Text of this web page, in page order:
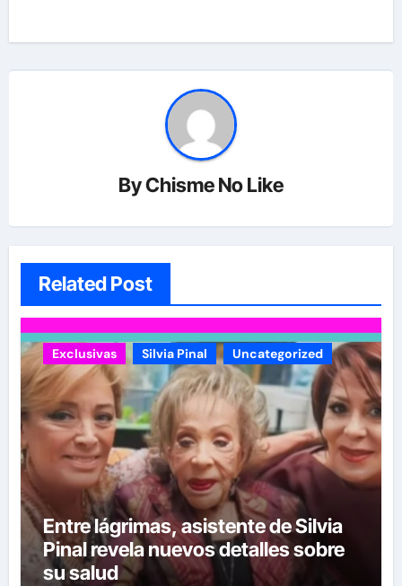
ByChisme No Like
Related Post
Exclusivas Silvia Pinal Uncategorized
Entre lágrimas, asistente de Silvia
Pinal revela nuevos detalles sobre
su salud